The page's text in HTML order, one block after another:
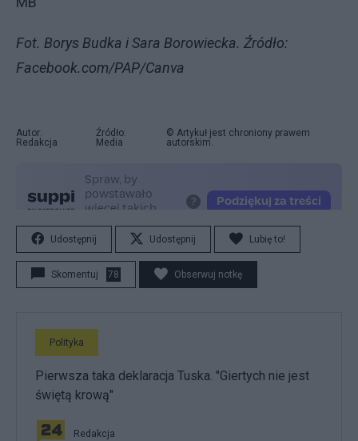
Fot. Borys Budka i Sara Borowiecka. Źródło:
Facebook.com/PAP/Canva
Autor:
Redakcja
Źródło:
Media
© Artykuł jest chroniony prawem
autorskim.
Udostępnij Udostępnij Lubię to!
Skomentuj 78 Obserwuj notkę
Polityka
Pierwsza taka deklaracja Tuska. "Giertych nie jest
świętą krową"
Redakcja